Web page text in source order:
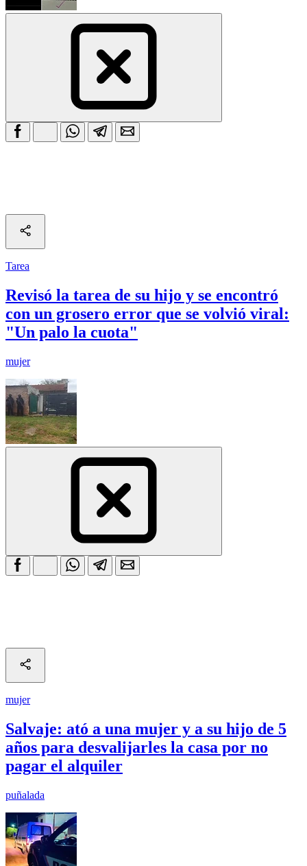
Tarea
Revisó la tarea de su hijo y se encontró
con un grosero error que se volvió viral:
"Un palo la cuota"
mujer
mujer
Salvaje: ató a una mujer y a su hijo de 5
años para desvalijarles la casa por no
pagar el alquiler
puñalada